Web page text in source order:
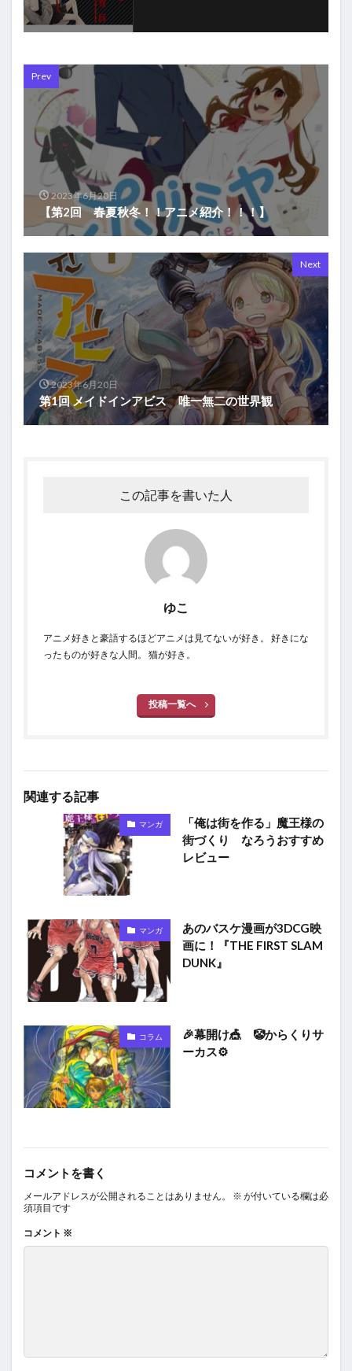
Prev
2023年6月20日
【第2回 春夏秋冬！！アニメ紹介！！！】
Next
2023年6月20日
第1回 メイドインアビス 唯一無二の世界観
この記事を書いた人
ゆこ
アニメ好きと豪語するほどアニメは見てないが好き。 好きにな
ったものが好きな人間。 猫が好き。
投稿一覧へ
関連する記事
マンガ
「俺は街を作る」魔王様の
街づくり なろうおすすめ
レビュー
マンガ
あのバスケ漫画が3DCG映
画に！『THE FIRST SLAM
DUNK』
コラム
🎉幕開け🎪 🤡からくりサ
ーカス⚙
コメントを書く
メールアドレスが公開されることはありません。 ※ が付いている欄は必
須項目です
コメント ※